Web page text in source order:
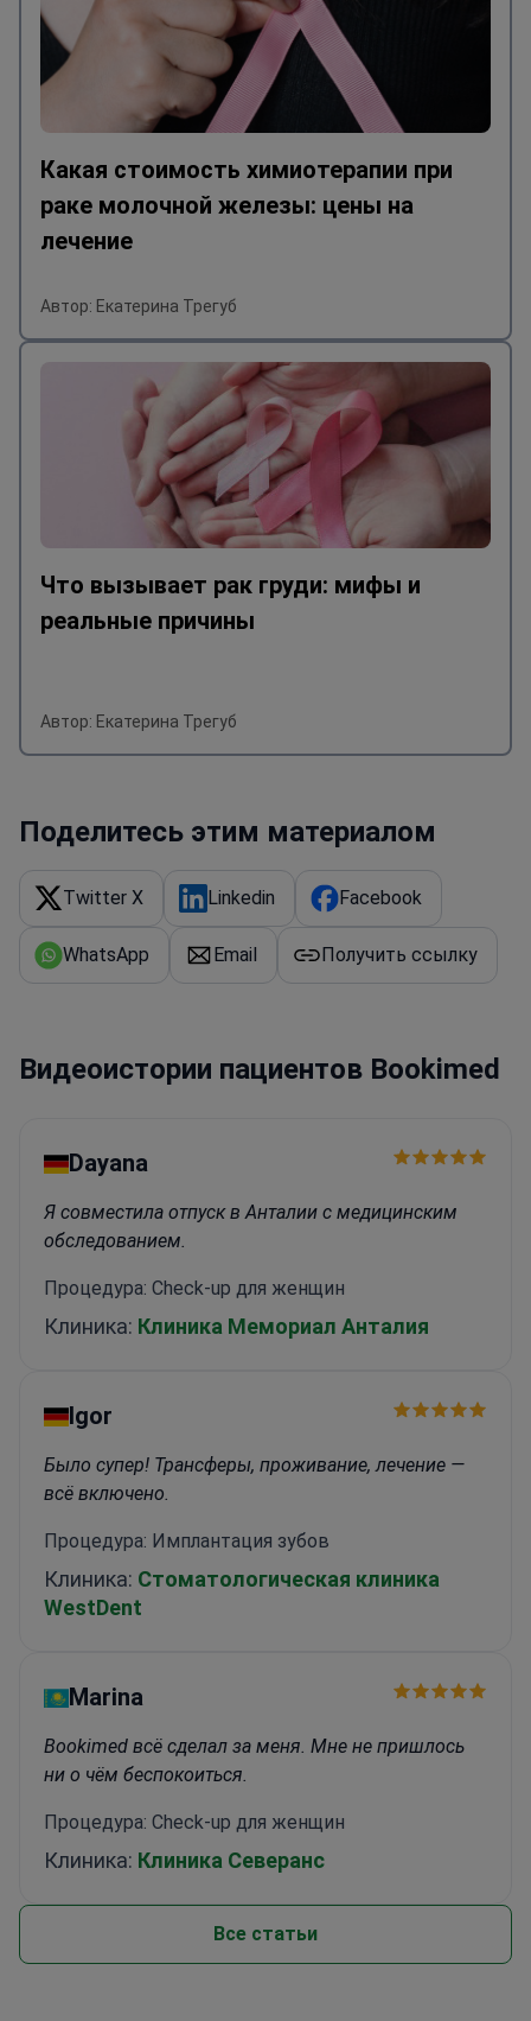
Какая стоимость химиотерапии при
раке молочной железы: цены на
лечение
Автор: Екатерина Трегуб
Что вызывает рак груди: мифы и
реальные причины
Автор: Екатерина Трегуб
Поделитесь этим материалом
Twitter X Linkedin Facebook
WhatsApp Email Получить ссылку
Видеоистории пациентов Bookimed
Dayana
Я совместила отпуск в Анталии с медицинским
обследованием.
Процедура: Check-up для женщин
Клиника: Клиника Мемориал Анталия
Igor
Было супер! Трансферы, проживание, лечение —
всё включено.
Процедура: Имплантация зубов
Клиника: Стоматологическая клиника
WestDent
Marina
Bookimed всё сделал за меня. Мне не пришлось
ни о чём беспокоиться.
Процедура: Check-up для женщин
Клиника: Клиника Северанс
Все статьи